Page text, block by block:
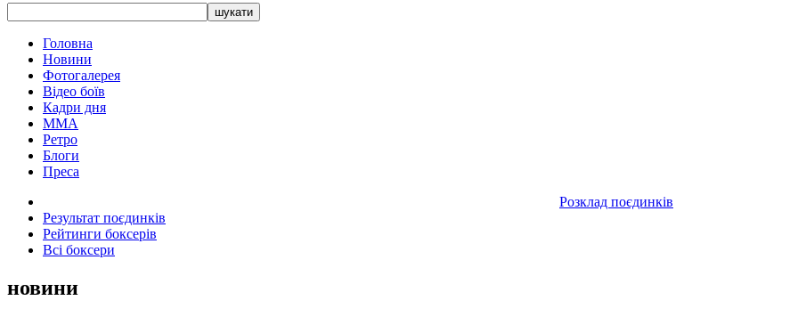
Головна
Новини
Фотогалерея
Відео боїв
Кадри дня
ММА
Ретро
Блоги
Преса
Розклад поєдинків
Результат поєдинків
Рейтинги боксерів
Всі боксери
новини